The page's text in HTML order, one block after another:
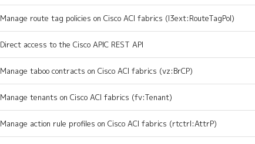
Manage route tag policies on Cisco ACI fabrics (l3ext:RouteTagPol)
Direct access to the Cisco APIC REST API
Manage taboo contracts on Cisco ACI fabrics (vz:BrCP)
Manage tenants on Cisco ACI fabrics (fv:Tenant)
Manage action rule profiles on Cisco ACI fabrics (rtctrl:AttrP)